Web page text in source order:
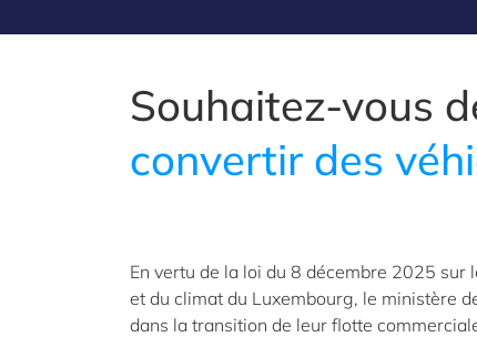
Souhaitez-vous
convertir des
En vertu de la loi du 8 décembre 2025
et du climat du Luxembourg, le ministère
dans la transition de leur flotte